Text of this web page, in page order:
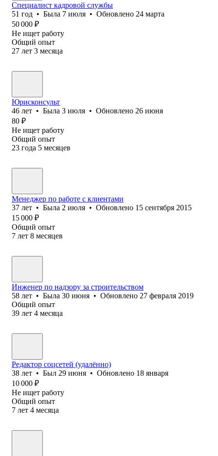
Специалист кадровой службы
51 год • Была 7 июля • Обновлено 24 марта
50 000 ₽
Не ищет работу
Общий опыт
27 лет 3 месяца
Юрисконсульт
46 лет • Была 3 июля • Обновлено 26 июня
80 ₽
Не ищет работу
Общий опыт
23 года 5 месяцев
Менеджер по работе с клиентами
37 лет • Была 2 июля • Обновлено 15 сентября 2015
15 000 ₽
Общий опыт
7 лет 8 месяцев
Инженер по надзору за строительством
58 лет • Была 30 июня • Обновлено 27 февраля 2019
Общий опыт
39 лет 4 месяца
Редактор соцсетей (удалённо)
38 лет • Был 29 июня • Обновлено 18 января
10 000 ₽
Не ищет работу
Общий опыт
7 лет 4 месяца